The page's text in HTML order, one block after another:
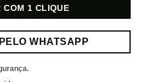
COM 1 CLIQUE
WHATSAPP